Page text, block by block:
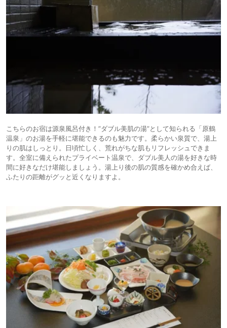
こちらのお宿は源泉風呂付き！”ダブル美肌の湯”として知られる「原鶴
温泉」のお湯を手軽に堪能できるのも魅力です。柔らかい泉質で、湯上
りの肌はしっとり。日頃忙しく、荒れがちな肌もリフレッシュできま
す。全室に備えられたプライベート温泉で、ダブル美人の湯を好きな時
間に好きなだけ堪能しましょう。湯上り後の肌の質感を確かめ合えば、
ふたりの距離がグッと近くなりますよ。